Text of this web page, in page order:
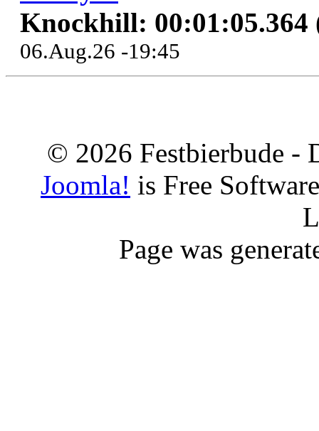
Knockhill: 00:01:05.364
06.Aug.26 -19:45
© 2026 Festbierbude -
Joomla! is Free
Page was